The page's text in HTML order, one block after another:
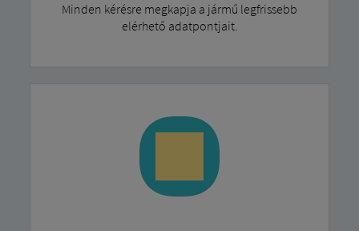
Minden kérésre megkapja a jármű legfrissebb
elérhető adatpontjait.